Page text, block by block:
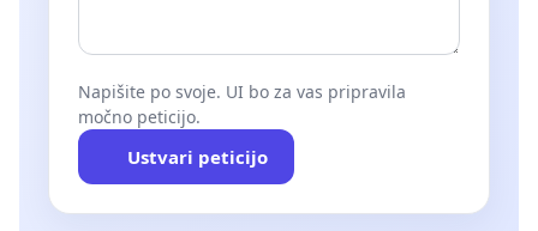
Napišite po svoje. UI bo za vas pripravila
močno peticijo.
Ustvari peticijo